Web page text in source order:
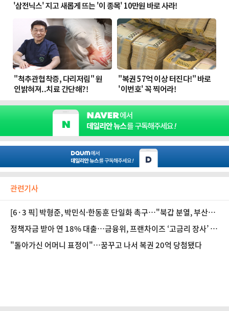
관련기사
[6·3 픽] 박형준, 박민식·한동훈 단일화 촉구…"북갑 분열, 부산
선거 집어삼켜"
정책자금 받아 연 18% 대출…금융위, 프랜차이즈 ‘고금리 장사’ 손
본다
"돌아가신 어머니 표정이"…꿈꾸고 나서 복권 20억 당첨됐다